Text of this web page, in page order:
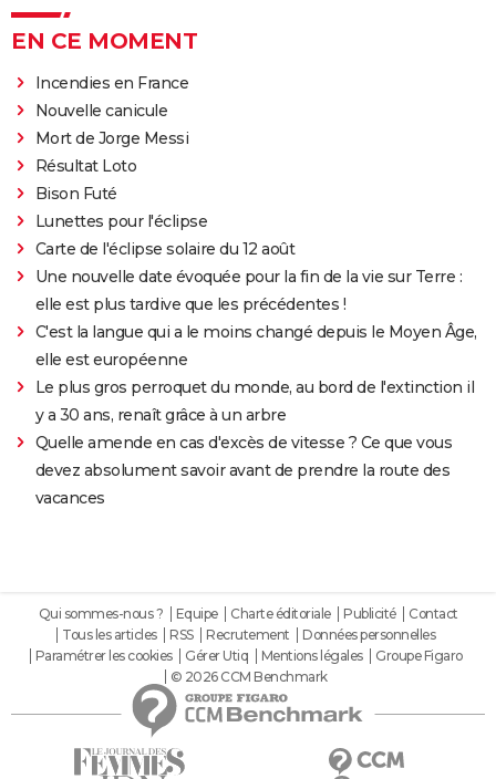
EN CE MOMENT
Incendies en France
Nouvelle canicule
Mort de Jorge Messi
Résultat Loto
Bison Futé
Lunettes pour l'éclipse
Carte de l'éclipse solaire du 12 août
Une nouvelle date évoquée pour la fin de la vie sur Terre :
elle est plus tardive que les précédentes !
C'est la langue qui a le moins changé depuis le Moyen Âge,
elle est européenne
Le plus gros perroquet du monde, au bord de l'extinction il
y a 30 ans, renaît grâce à un arbre
Quelle amende en cas d'excès de vitesse ? Ce que vous
devez absolument savoir avant de prendre la route des
vacances
Qui sommes-nous ? Equipe Charte éditoriale Publicité
Contact
Tous les articles
RSS Recrutement
Données personnelles
Paramétrer les cookies
Gérer Utiq Mentions légales
Groupe Figaro
© 2026 CCM Benchmark